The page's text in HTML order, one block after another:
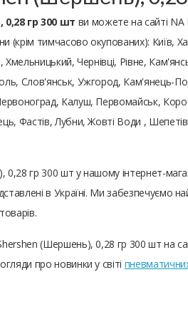
гр 300 шт ви можете на сайті
(крім тимчасово окупованих): Київ,
Чернівці, Рівне,
Слов'янськ, Ужгород, Кам'янець-
Калуш, Первомайськ,
Фастів, Лубни, Жовті Води ,
0,28 гр 300 шт у нашому інтернет-
в Україні. Ми
(Шершень), 0,28 гр 300 шт на
про новинки у світі